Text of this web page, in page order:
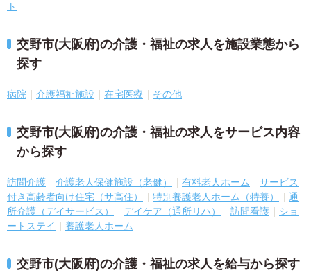
ト
交野市(大阪府)の介護・福祉の求人を施設業態から
探す
病院 介護福祉施設 在宅医療 その他
交野市(大阪府)の介護・福祉の求人をサービス内容
から探す
訪問介護 介護老人保健施設（老健） 有料老人ホーム
サービス
付き高齢者向け住宅（サ高住）
特別養護老人ホーム（特養）
通
所介護（デイサービス）
デイケア（通所リハ） 訪問看護
ショ
ートステイ
養護老人ホーム
交野市(大阪府)の介護・福祉の求人を給与から探す